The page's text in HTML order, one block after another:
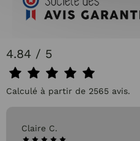
4.84 / 5
Calculé à partir de 2565 avis.
Claire C.